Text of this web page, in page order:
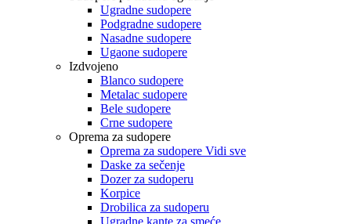
Ugradne sudopere
Podgradne sudopere
Nasadne sudopere
Ugaone sudopere
Izdvojeno
Blanco sudopere
Metalac sudopere
Bele sudopere
Crne sudopere
Oprema za sudopere
Oprema za sudopere Vidi sve
Daske za sečenje
Dozer za sudoperu
Korpice
Drobilica za sudoperu
Ugradne kante za smeće